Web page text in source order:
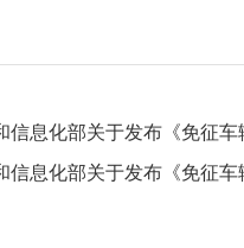
信息化部关于发布《免征
信息化部关于发布《免征